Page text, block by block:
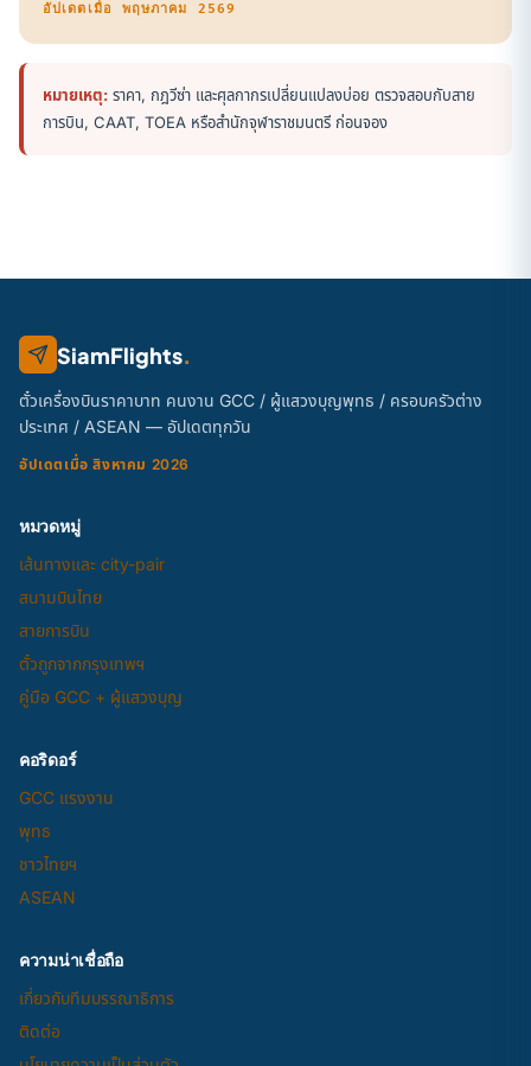
อัปเดตเมื่อ พฤษภาคม 2569
หมายเหตุ: ราคา, กฎวีซ่า และศุลกากรเปลี่ยนแปลงบ่อย ตรวจสอบกับสาย
การบิน, CAAT, TOEA หรือสำนักจุฬาราชมนตรี ก่อนจอง
SiamFlights.
ตั๋วเครื่องบินราคาบาท คนงาน GCC / ผู้แสวงบุญพุทธ / ครอบครัวต่าง
ประเทศ / ASEAN — อัปเดตทุกวัน
อัปเดตเมื่อ สิงหาคม 2026
หมวดหมู่
เส้นทางและ city-pair
สนามบินไทย
สายการบิน
ตั๋วถูกจากกรุงเทพฯ
คู่มือ GCC + ผู้แสวงบุญ
คอริดอร์
GCC แรงงาน
พุทธ
ชาวไทยฯ
ASEAN
ความน่าเชื่อถือ
เกี่ยวกับทีมบรรณาธิการ
ติดต่อ